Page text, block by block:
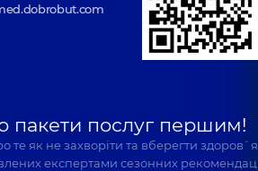
пакети послуг першим!
те як не захворіти та вберегти
експертами сезонних